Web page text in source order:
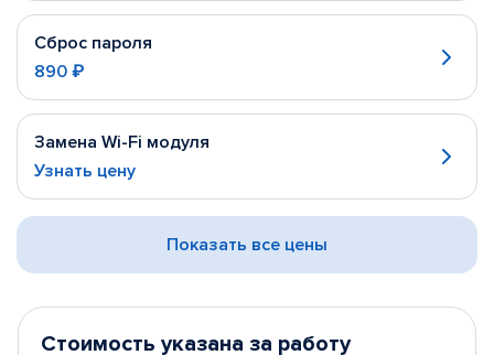
Сброс пароля
890 ₽
Замена Wi-Fi модуля
Узнать цену
Показать все цены
Стоимость указана за работу